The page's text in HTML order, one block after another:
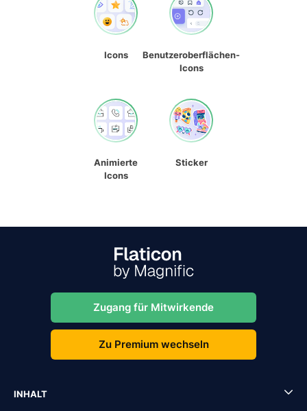
Icons
Benutzeroberflächen-
Icons
Animierte
Icons
Sticker
Zugang für Mitwirkende
Zu Premium wechseln
INHALT